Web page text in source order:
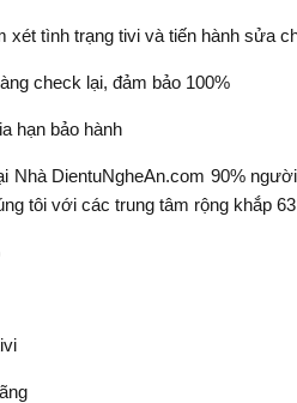
xét tình trạng tivi và tiến hành sửa
check lại, đảm bảo 100%
hạn bảo hành
Nhà DientuNgheAn.com 90%
tôi với các trung tâm rộng khắp